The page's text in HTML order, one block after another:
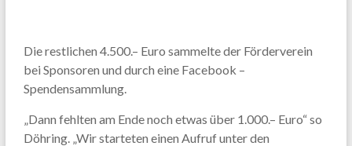
Die restlichen 4.500.– Euro sammelte der Förderverein
bei Sponsoren und durch eine Facebook –
Spendensammlung.
„Dann fehlten am Ende noch etwas über 1.000.– Euro“ so
Döhring. „Wir starteten einen Aufruf unter den